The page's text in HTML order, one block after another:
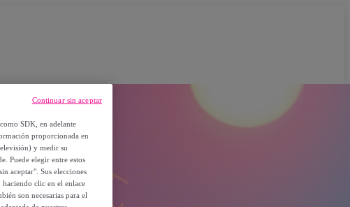
SDK, en adelante
proporcionada en
y medir su
Puede elegir entre estos
aceptar". Sus elecciones
clic en el enlace
son necesarias para el
Continuar sin aceptar